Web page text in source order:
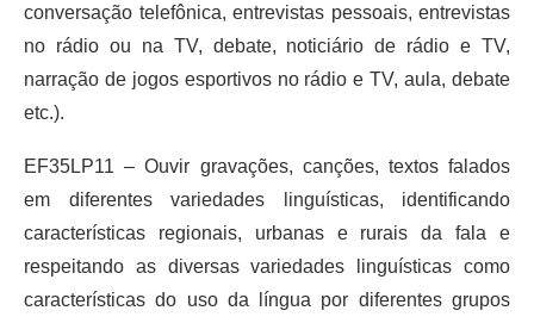
conversação telefônica, entrevistas pessoais, entrevistas
no rádio ou na TV, debate, noticiário de rádio e TV,
narração de jogos esportivos no rádio e TV, aula, debate
etc.).
EF35LP11 – Ouvir gravações, canções, textos falados
em diferentes variedades linguísticas, identificando
características regionais, urbanas e rurais da fala e
respeitando as diversas variedades linguísticas como
características do uso da língua por diferentes grupos